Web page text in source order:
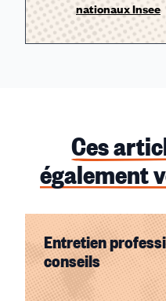
nationaux Insee
Ces
également
Entretien
conseils